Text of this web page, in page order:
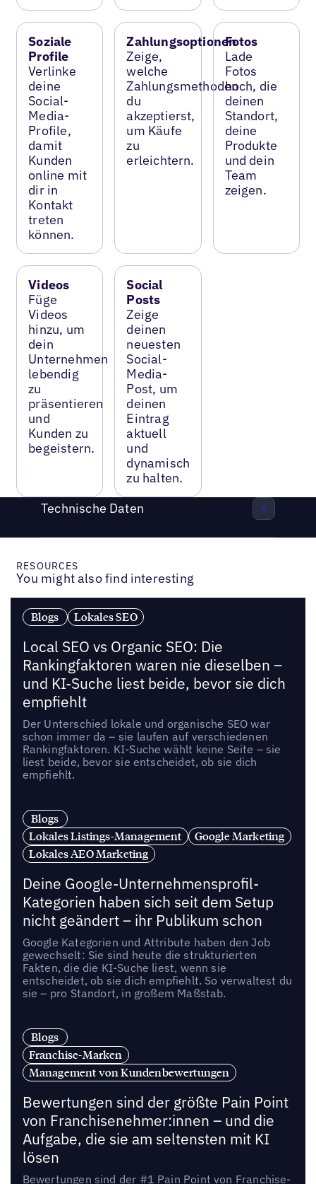
Soziale
Profile
Verlinke
deine
Social-
Media-
Profile,
damit
Kunden
online mit
dir in
Kontakt
treten
können.
Zahlungsoptionen
Zeige,
welche
Zahlungsmethoden
du
akzeptierst,
um Käufe
zu
erleichtern.
Fotos
Lade
Fotos
hoch, die
deinen
Standort,
deine
Produkte
und dein
Team
zeigen.
Videos
Füge
Videos
hinzu, um
dein
Unternehmen
lebendig
zu
präsentieren
und
Kunden zu
begeistern.
Social
Posts
Zeige
deinen
neuesten
Social-
Media-
Post, um
deinen
Eintrag
aktuell
und
dynamisch
zu halten.
Technische Daten
RESOURCES
You might also find interesting
Blogs Lokales SEO
Local SEO vs Organic SEO: Die
Rankingfaktoren waren nie dieselben –
und KI-Suche liest beide, bevor sie dich
empfiehlt
Der Unterschied lokale und organische SEO war
schon immer da – sie laufen auf verschiedenen
Rankingfaktoren. KI-Suche wählt keine Seite – sie
liest beide, bevor sie entscheidet, ob sie dich
empfiehlt.
Blogs
Lokales Listings-Management
Google Marketing
Lokales AEO Marketing
Deine Google-Unternehmensprofil-
Kategorien haben sich seit dem Setup
nicht geändert – ihr Publikum schon
Google Kategorien und Attribute haben den Job
gewechselt: Sie sind heute die strukturierten
Fakten, die die KI-Suche liest, wenn sie
entscheidet, ob sie dich empfiehlt. So verwaltest du
sie – pro Standort, in großem Maßstab.
Blogs
Franchise-Marken
Management von Kundenbewertungen
Bewertungen sind der größte Pain Point
von Franchisenehmer:innen – und die
Aufgabe, die sie am seltensten mit KI
lösen
Bewertungen sind der #1 Pain Point von Franchise-